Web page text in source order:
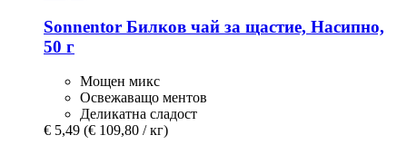
Sonnentor Билков чай за щастие, Насипно,
50 г
Мощен микс
Освежаващо ментов
Деликатна сладост
€ 5,49 (€ 109,80 / кг)